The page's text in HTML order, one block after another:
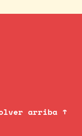
arriba ↑